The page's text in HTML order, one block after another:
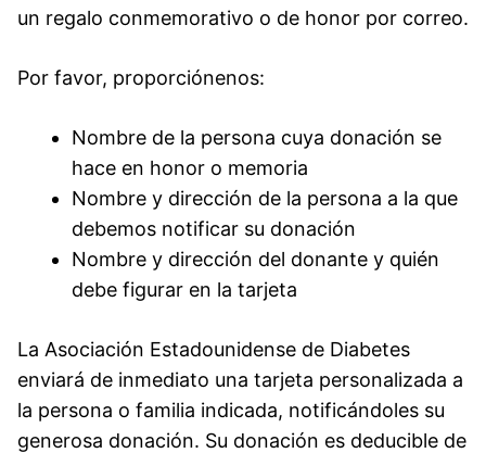
un regalo conmemorativo o de honor por correo.
Por favor, proporciónenos:
Nombre de la persona cuya donación se
hace en honor o memoria
Nombre y dirección de la persona a la que
debemos notificar su donación
Nombre y dirección del donante y quién
debe figurar en la tarjeta
La Asociación Estadounidense de Diabetes
enviará de inmediato una tarjeta personalizada a
la persona o familia indicada, notificándoles su
generosa donación. Su donación es deducible de